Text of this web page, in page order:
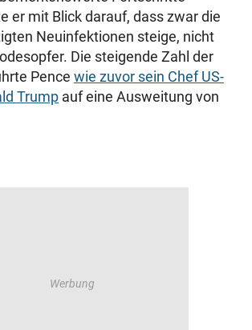
er mit Blick darauf, dass zwar die
Neuinfektionen steige, nicht
Die steigende Zahl der
Pence wie zuvor sein Chef US-
Trump auf eine Ausweitung von